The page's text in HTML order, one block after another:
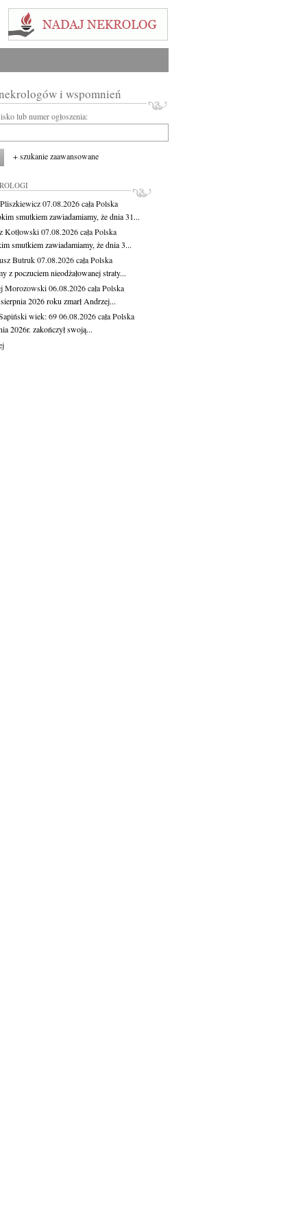
i wspomnień
lub numer ogłoszenia:
+ szukanie zaawansowane
07.08.2026cała Polska
smutkiem zawiadamiamy, że dnia 31...
Kotłowski07.08.2026cała Polska
smutkiem zawiadamiamy, że dnia 3...
Butruk07.08.2026cała Polska
z poczuciem nieodżałowanej straty...
Morozowski06.08.2026cała Polska
2026 roku zmarł Andrzej...
wiek: 6906.08.2026cała Polska
2026r. zakończył swoją...